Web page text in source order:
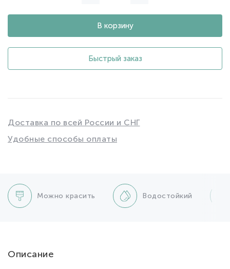
В корзину
Быстрый заказ
Доставка по всей России и СНГ
Удобные способы оплаты
Можно красить Водостойкий
Описание